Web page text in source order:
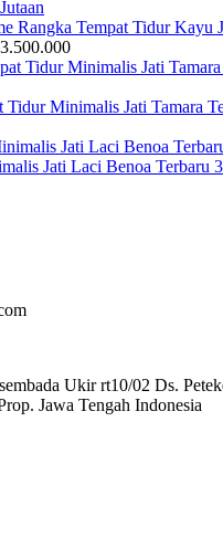
Rangka Tempat Tidur Kayu
3.500.000
Tidur Minimalis Jati Tamara
Jati Laci Benoa Terbaru 3
Ukir rt10/02 Ds.
Jawa Tengah Indonesia